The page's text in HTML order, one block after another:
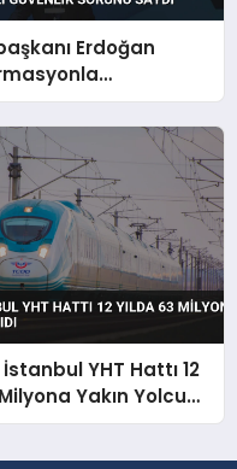
Erdoğan
Millî Güvenlik
YHT Hattı 12
Yakın Yolcu